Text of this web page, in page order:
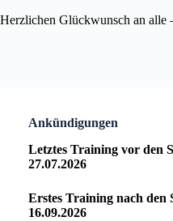
Herzlichen Glückwunsch an alle
Ankündigungen
Letztes Training vor den
27.07.2026
Erstes Training nach den
16.09.2026